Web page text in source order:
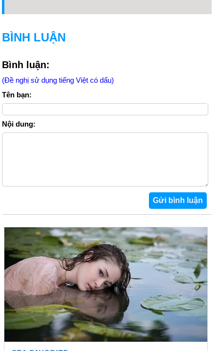
BÌNH LUẬN
Bình luận:
(Đề nghị sử dụng tiếng Việt có dấu)
Tên bạn:
Nội dung: